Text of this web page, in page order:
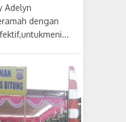
Adelyn
dengan